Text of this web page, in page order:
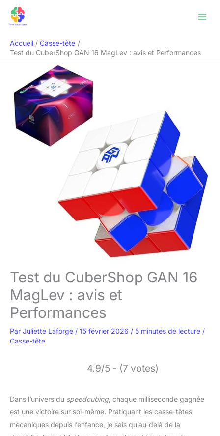
Accueil
Casse-tête
Test du CuberShop GAN 16 MagLev : avis et Performances
Test du CuberShop GAN 16
MagLev : avis et
Performances
Par Juliette Laforge / 15 février 2026 / 5 minutes de lecture /
Casse-tête
4.9/5 - (7 votes)
Dans l’univers du speedcubing, chaque milliseconde gagnée
est une victoire sur soi-même. Pratiquant les casse-têtes
mécaniques depuis l’enfance, je sais qu’au-delà de la
Rechercher